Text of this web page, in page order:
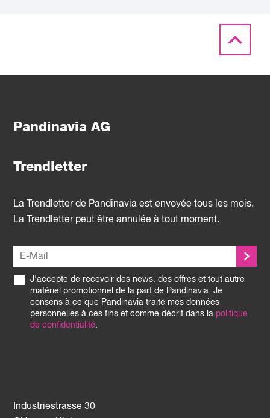
Pandinavia AG
Trendletter
Industriestrasse 30
La Trendletter de Pandinavia est envoyée tous les mois.
La Trendletter peut être annulée à tout moment.
J'accepte de recevoir des news, des offres et tout autre
matériel promotionnel de la part de Pandinavia. Je
consens à ce que Pandinavia traite mes données
personnelles à ces fins et comme décrit dans la politique
de confidentialité.